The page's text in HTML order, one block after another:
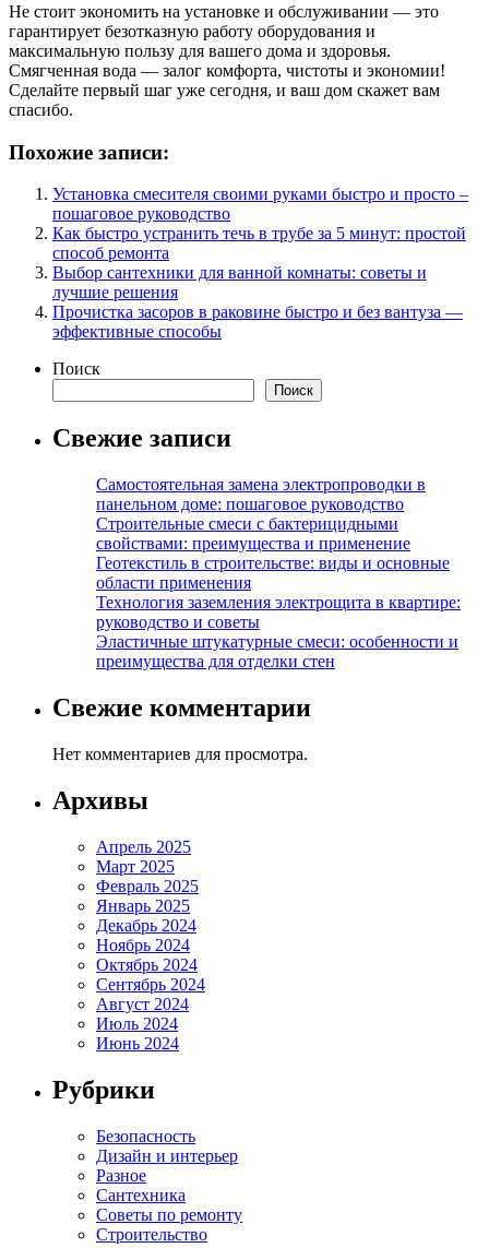
Не стоит экономить на установке и обслуживании — это
гарантирует безотказную работу оборудования и
максимальную пользу для вашего дома и здоровья.
Смягченная вода — залог комфорта, чистоты и экономии!
Сделайте первый шаг уже сегодня, и ваш дом скажет вам
спасибо.
Похожие записи:
Установка смесителя своими руками быстро и просто –
пошаговое руководство
Как быстро устранить течь в трубе за 5 минут: простой
способ ремонта
Выбор сантехники для ванной комнаты: советы и
лучшие решения
Прочистка засоров в раковине быстро и без вантуза —
эффективные способы
Поиск
Поиск
Свежие записи
Самостоятельная замена электропроводки в
панельном доме: пошаговое руководство
Строительные смеси с бактерицидными
свойствами: преимущества и применение
Геотекстиль в строительстве: виды и основные
области применения
Технология заземления электрощита в квартире:
руководство и советы
Эластичные штукатурные смеси: особенности и
преимущества для отделки стен
Свежие комментарии
Нет комментариев для просмотра.
Архивы
Апрель 2025
Март 2025
Февраль 2025
Январь 2025
Декабрь 2024
Ноябрь 2024
Октябрь 2024
Сентябрь 2024
Август 2024
Июль 2024
Июнь 2024
Рубрики
Безопасность
Дизайн и интерьер
Разное
Сантехника
Советы по ремонту
Строительство